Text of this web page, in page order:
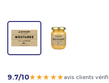
9.7/10★★★★★avis clients